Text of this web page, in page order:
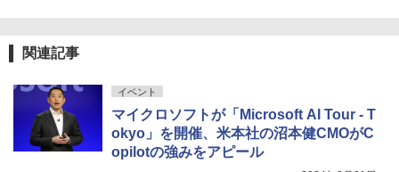
関連記事
イベント
マイクロソフトが「Microsoft AI Tour - T
okyo」を開催、米本社の沼本健CMOがC
opilotの強みをアピール